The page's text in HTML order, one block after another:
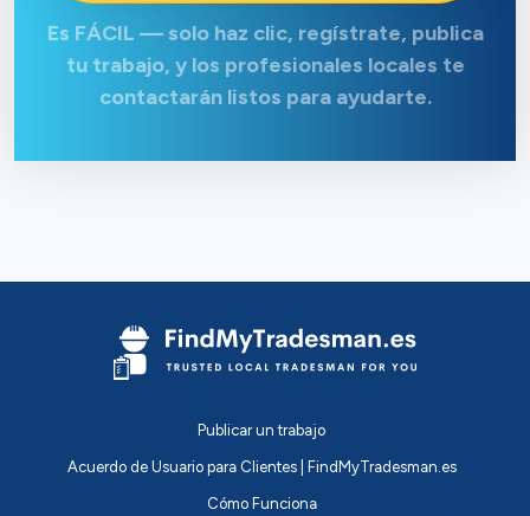
Es FÁCIL — solo haz clic, regístrate, publica
tu trabajo, y los profesionales locales te
contactarán listos para ayudarte.
Publicar un trabajo
Acuerdo de Usuario para Clientes | FindMyTradesman.es
Cómo Funciona